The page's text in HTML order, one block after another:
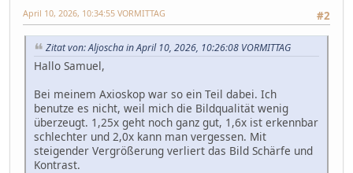
#2
April 10, 2026, 10:34:55 VORMITTAG
Zitat von: Aljoscha in April 10, 2026, 10:26:08 VORMITTAG
Hallo Samuel,
Bei meinem Axioskop war so ein Teil dabei. Ich
benutze es nicht, weil mich die Bildqualität wenig
überzeugt. 1,25x geht noch ganz gut, 1,6x ist erkennbar
schlechter und 2,0x kann man vergessen. Mit
steigender Vergrößerung verliert das Bild Schärfe und
Kontrast.